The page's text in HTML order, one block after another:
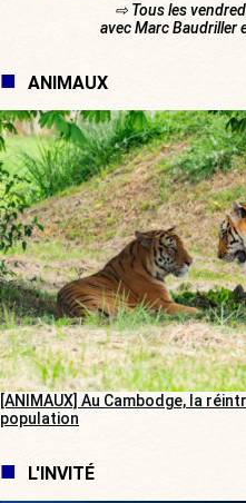
⇨ Tous les
avec Marc Baudriller
ANIMAUX
[ANIMAUX] Au Cambodge, la
population
L'INVITÉ